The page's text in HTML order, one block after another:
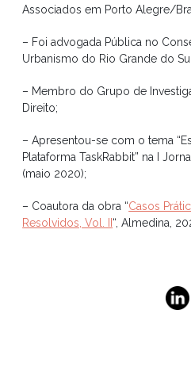
Associados em Porto Alegre/
– Foi advogada Pública no
Urbanismo do Rio Grande do
– Membro do Grupo de
Direito;
– Apresentou-se com o tema
Plataforma TaskRabbit” na I
(maio 2020);
– Coautora da obra “Casos
Resolvidos, Vol. II “, Almedina,